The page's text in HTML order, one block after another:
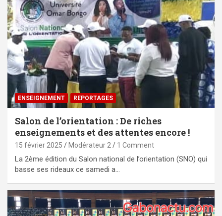
ENSEIGNEMENT REPORTAGES
Salon de l’orientation : De riches
enseignements et des attentes encore !
15 février 2025 Modérateur 2 1 Comment
La 2ème édition du Salon national de l’orientation (SNO) qui
basse ses rideaux ce samedi a…